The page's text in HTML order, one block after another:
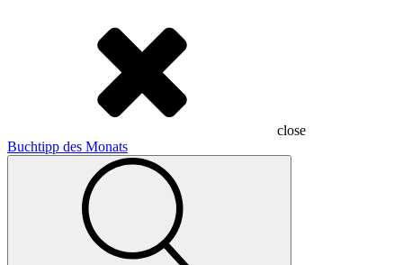
close
Buchtipp des Monats